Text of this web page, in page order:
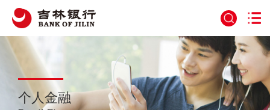
个人金融